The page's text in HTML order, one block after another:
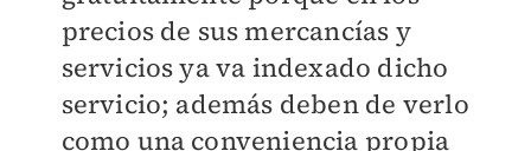
precios de sus mercancías y
servicios ya va indexado dicho
servicio; además deben de verlo
como una conveniencia propia